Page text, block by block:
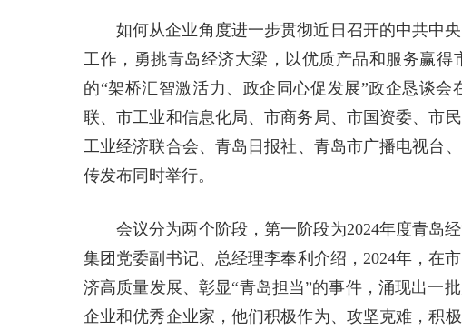
如何从企业角度进一步贯彻近日召开的中共中
工作，勇挑青岛经济大梁，以优质产品和服务赢
的“架桥汇智激活力、政企同心促发展”政企恳谈
联、市工业和信息化局、市商务局、市国资委、市
工业经济联合会、青岛日报社、青岛市广播电视台
传发布同时举行。
会议分为两个阶段，第一阶段为2024年度青岛
集团党委副书记、总经理李奉利介绍，2024年，在
济高质量发展、彰显“青岛担当”的事件，涌现出一
企业和优秀企业家，他们积极作为、攻坚克难，积